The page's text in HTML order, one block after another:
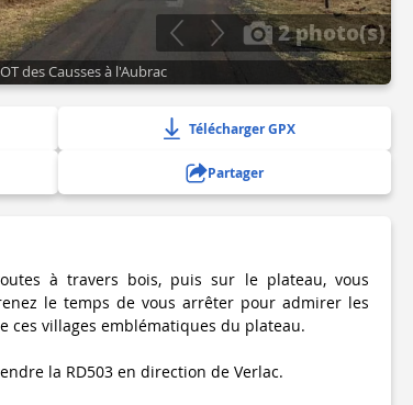
2 photo(s)
des Causses à l'Aubrac
Télécharger GPX
Partager
à travers bois, puis sur le plateau, vous
le temps de vous arrêter pour admirer les
ces villages emblématiques du plateau.
la RD503 en direction de Verlac.